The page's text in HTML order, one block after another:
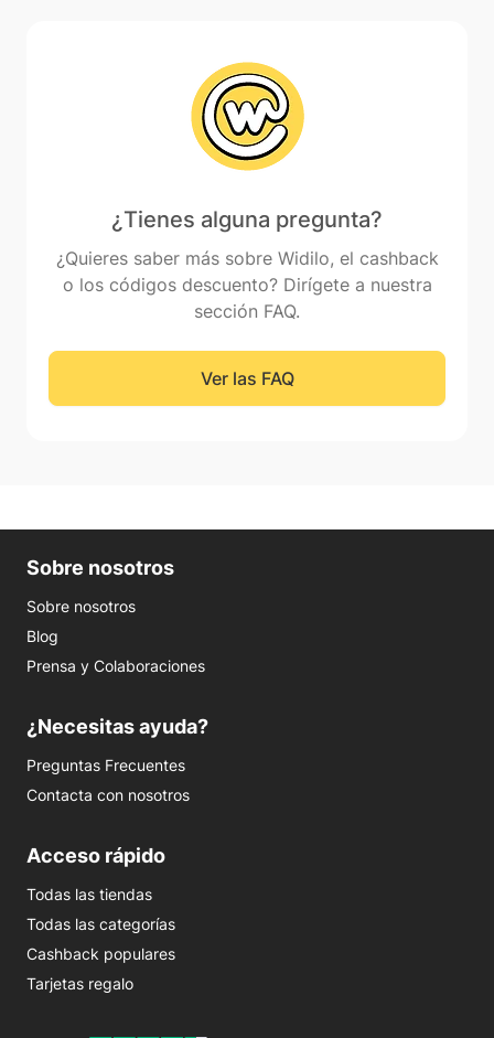
¿Tienes alguna pregunta?
¿Quieres saber más sobre Widilo, el cashback
o los códigos descuento? Dirígete a nuestra
sección FAQ.
Ver las FAQ
Sobre nosotros
Sobre nosotros
Blog
Prensa y Colaboraciones
¿Necesitas ayuda?
Preguntas Frecuentes
Contacta con nosotros
Acceso rápido
Todas las tiendas
Todas las categorías
Cashback populares
Tarjetas regalo